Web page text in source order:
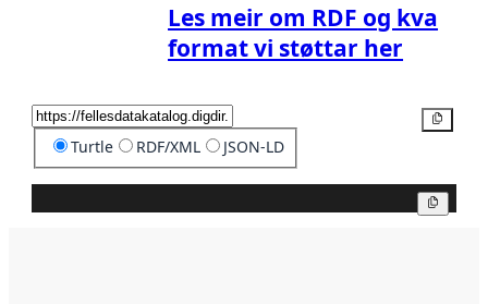
Les meir om RDF og kva
format vi støttar her
Turtle RDF/XML JSON-LD